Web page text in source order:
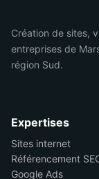
Création de sites,
entreprises de
région Sud.
Expertises
Sites internet
Référencement
Google Ads